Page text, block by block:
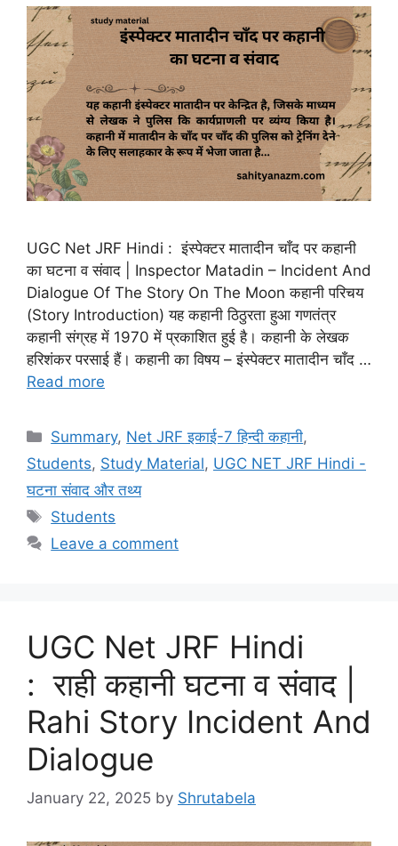
UGC Net JRF Hindi : इंस्पेक्टर मातादीन चाँद पर कहानी
का घटना व संवाद | Inspector Matadin – Incident And
Dialogue Of The Story On The Moon कहानी परिचय
(Story Introduction) यह कहानी ठिठुरता हुआ गणतंत्र
कहानी संग्रह में 1970 में प्रकाशित हुई है। कहानी के लेखक
हरिशंकर परसाई हैं। कहानी का विषय – इंस्पेक्टर मातादीन चाँद …
Read more
Summary, Net JRF इकाई-7 हिन्दी कहानी,
Students, Study Material, UGC NET JRF Hindi -
घटना संवाद और तथ्य
Students
Leave a comment
UGC Net JRF Hindi
: राही कहानी घटना व संवाद |
Rahi Story Incident And
Dialogue
January 22, 2025 by Shrutabela